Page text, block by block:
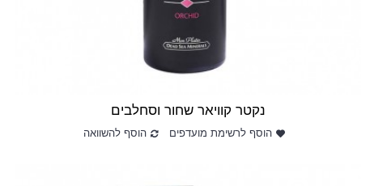
נקטר קוויאר שחור וסחלבים
הוסף לרשימת מועדפים הוסף להשוואה